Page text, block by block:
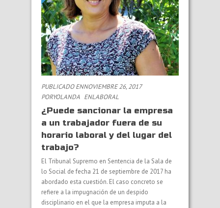
PUBLICADO ENNOVIEMBRE 26, 2017
PORYOLANDA ENLABORAL
¿Puede sancionar la empresa
a un trabajador fuera de su
horario laboral y del lugar del
trabajo?
El Tribunal Supremo en Sentencia de la Sala de
lo Social de fecha 21 de septiembre de 2017 ha
abordado esta cuestión. El caso concreto se
refiere a la impugnación de un despido
disciplinario en el que la empresa imputa a la